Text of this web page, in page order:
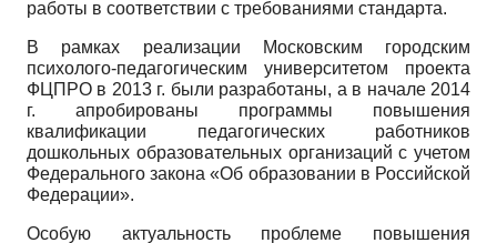
работы в соответствии с требованиями стандарта.
В рамках реализации Московским городским
психолого-педагогическим университетом проекта
ФЦПРО в 2013 г. были разработаны, а в начале 2014
г. апробированы программы повышения
квалификации педагогических работников
дошкольных образовательных организаций с учетом
Федерального закона «Об образовании в Российской
Федерации».
Особую актуальность проблеме повышения